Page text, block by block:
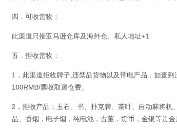
四．可收货物：
此渠道只接亚马逊仓库及海外仓、私人地址+1
五．拒收货物：
1，此渠道拒收牌子,违禁品货物以及带电产品，如查
100RMB/票收取退仓费。
2，拒收产品：玉石、书、扑克牌、茶叶、自动麻将
品、香烟，电子烟，纯电池，古董，货币，金银等贵